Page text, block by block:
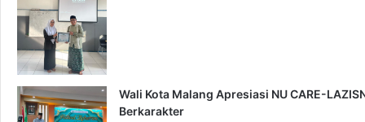
Wali Kota Malang Apresiasi NU CARE-
Berkarakter